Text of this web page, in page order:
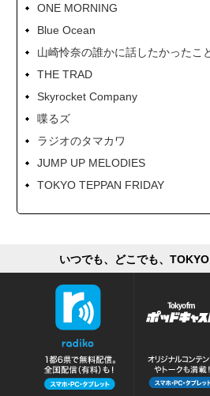
ONE MORNING
Blue Ocean
山崎怜奈の誰かに話したかったこ
THE TRAD
Skyrocket Company
喋るズ
ラジオのタマカワ
JUMP UP MELODIES
TOKYO TEPPAN FRIDAY
いつでも、どこでも、TOKYO